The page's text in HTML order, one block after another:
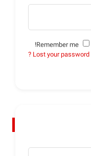
Lost your password ?